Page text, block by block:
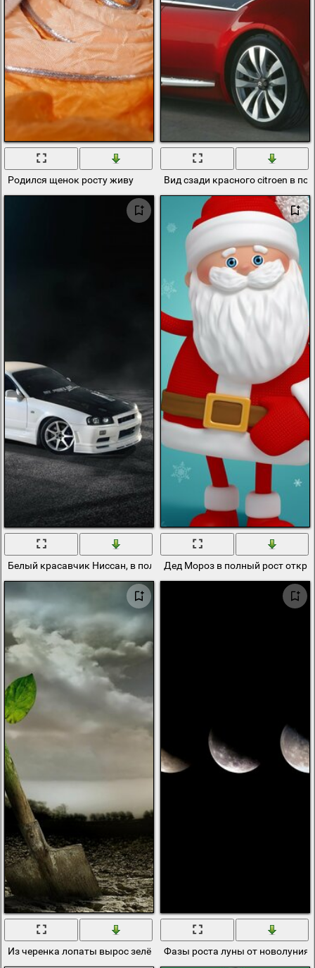
Родился щенок росту живу Вид сзади красного citroen в
Белый красавчик Ниссан, в полный ростДед Мороз в полный рост
Из черенка лопаты вырос зелёный ростФазы роста луны от новолуния